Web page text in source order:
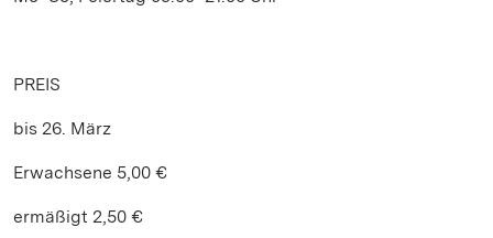
PREIS
bis 26. März
Erwachsene 5,00 €
ermäßigt 2,50 €